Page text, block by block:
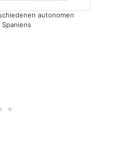
autonomen
Spaniens